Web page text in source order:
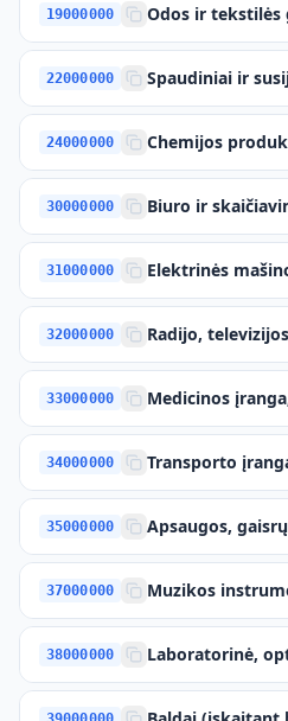
19000000 Odos ir
22000000 Spaudiniai ir
24000000 Chemijos
30000000 Biuro ir
31000000 Elektrinės
32000000 Radijo,
33000000 Medicinos
34000000 Transporto
35000000 Apsaugos,
37000000 Muzikos
38000000 Laboratorinė,